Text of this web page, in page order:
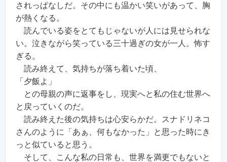
されっぱなしだ。その中にも温かい笑いがあって、胸
が熱くなる。
読んでいる姿をとてもじゃないが人には見せられな
い。泣きながら笑っている三十過ぎの女が一人。怖す
ぎる。
読み終えて、気持ちが落ち着いた頃、
「夕飯よ」
との母親の声に返事をし、現実へと私の住む世界へ
と戻っていくのだ。
読み終えた後の気持ちは心安らかだ。スナドリネコ
さんのように「あぁ、何もなかった」と思った時にき
っと似ていると思う。
そして、こんな私の日常も、世界を満更でもないと